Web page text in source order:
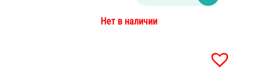
Нет в наличии